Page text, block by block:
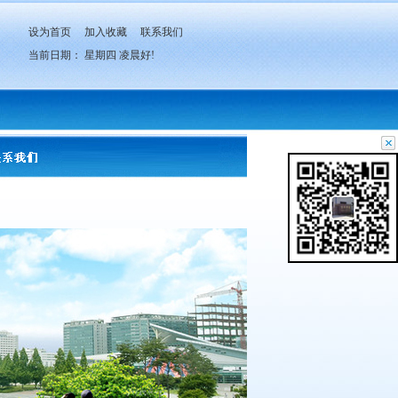
设为首页 加入收藏
联系我们
当前日期： 星期四 凌晨好!